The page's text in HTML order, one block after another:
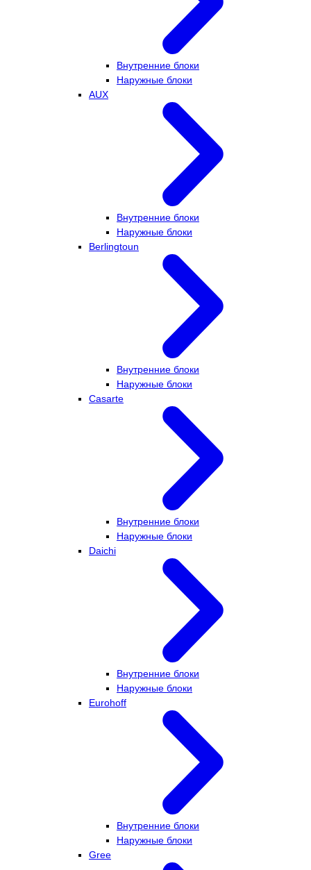
Внутренние блоки
Наружные блоки
AUX
Внутренние блоки
Наружные блоки
Berlingtoun
Внутренние блоки
Наружные блоки
Casarte
Внутренние блоки
Наружные блоки
Daichi
Внутренние блоки
Наружные блоки
Eurohoff
Внутренние блоки
Наружные блоки
Gree